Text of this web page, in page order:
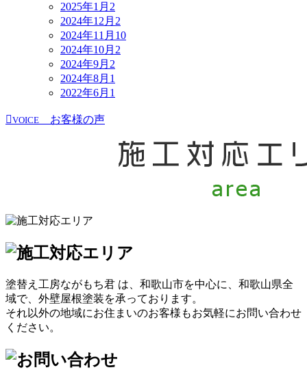
2025年1月 2
2024年12月 2
2024年11月 10
2024年10月 2
2024年9月 2
2024年8月 1
2022年6月 1
VOICE お客様の声
塗替え工房ながもち君 は、和歌山市を中心に、和歌山県全
域で、外壁屋根塗装を承っております。
それ以外の地域にお住まいのお客様もお気軽にお問い合わせ
ください。